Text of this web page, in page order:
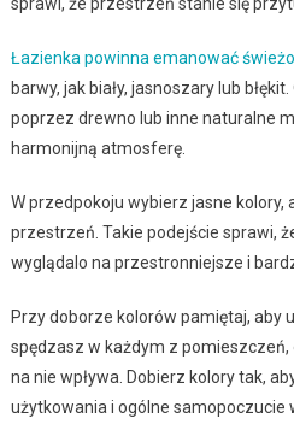
Łazienka powinna emanować
barwy, jak biały, jasnoszary lub
poprzez drewno lub inne naturalne
harmonijną atmosferę.
W przedpokoju wybierz jasne kolory,
przestrzeń. Takie podejście sprawi,
wyglądalo na przestronniejsze i
Przy doborze kolorów pamiętaj, aby
spędzasz w każdym z
na nie wpływa. Dobierz kolory tak,
użytkowania i ogólne samopoczucie